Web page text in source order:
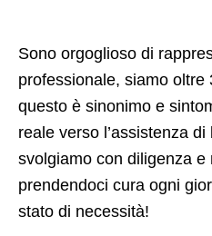
Sono orgoglioso di
professionale, siamo oltre
questo è sinonimo e
reale verso l’assistenza
svolgiamo con diligenza
prendendoci cura ogni
stato di necessità!